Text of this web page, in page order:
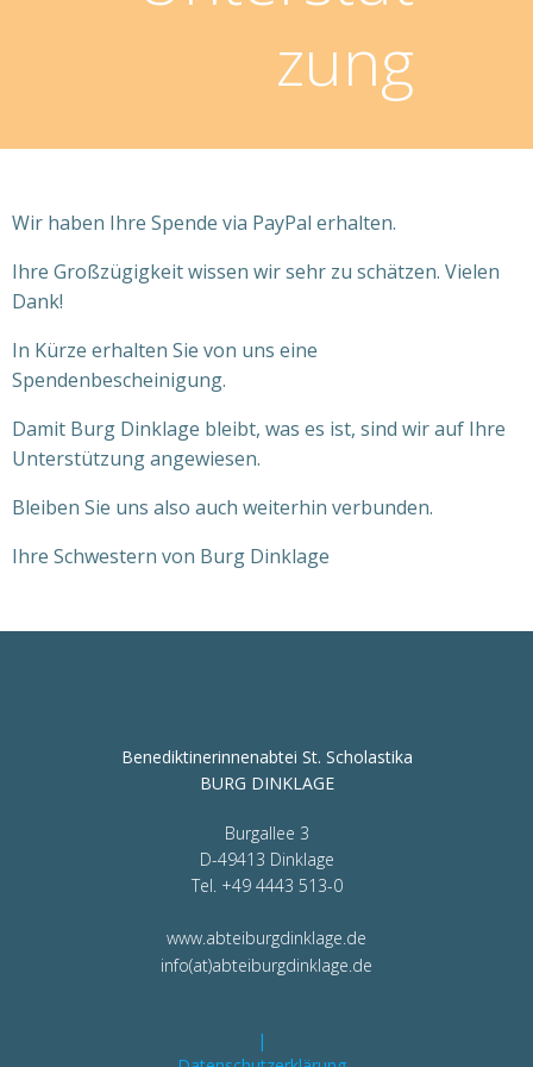
zung
Wir haben Ihre Spende via PayPal erhalten.
Ihre Großzügigkeit wissen wir sehr zu schätzen. Vielen
Dank!
In Kürze erhalten Sie von uns eine
Spendenbescheinigung.
Damit Burg Dinklage bleibt, was es ist, sind wir auf Ihre
Unterstützung angewiesen.
Bleiben Sie uns also auch weiterhin verbunden.
Ihre Schwestern von Burg Dinklage
Benediktinerinnenabtei St. Scholastika
BURG DINKLAGE
Burgallee 3
D-49413 Dinklage
Tel. +49 4443 513-0
www.abteiburgdinklage.de
info(at)abteiburgdinklage.de
|